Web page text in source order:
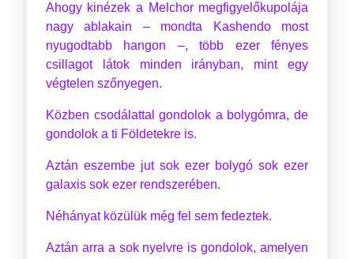
Ahogy kinézek a Melchor megfigyelőkupolája
nagy ablakain – mondta Kashendo most
nyugodtabb hangon –, több ezer fényes
csillagot látok minden irányban, mint egy
végtelen szőnyegen.
Közben csodálattal gondolok a bolygómra, de
gondolok a ti Földetekre is.
Aztán eszembe jut sok ezer bolygó sok ezer
galaxis sok ezer rendszerében.
Néhányat közülük még fel sem fedeztek.
Aztán arra a sok nyelvre is gondolok, amelyen